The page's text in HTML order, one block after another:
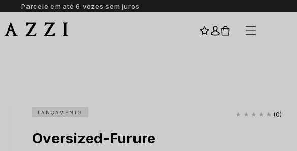
LANÇAMENTO
Oversized-Furure
(0)